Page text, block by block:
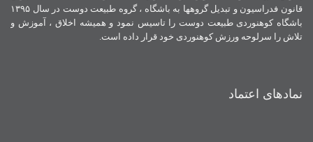
قانون فدراسیون و تبدیل گروهها به باشگاه ، گروه طبیعت دوست در سال ۱۳۹۵
باشگاه کوهنوردی طبیعت دوست را تاسیس نمود و همیشه اخلاق ، آموزش و
تلاش را سرلوحه ورزش کوهنوردی خود قرار داده است.
نمادهای اعتماد